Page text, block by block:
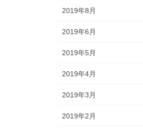
2019年8月
2019年6月
2019年5月
2019年4月
2019年3月
2019年2月